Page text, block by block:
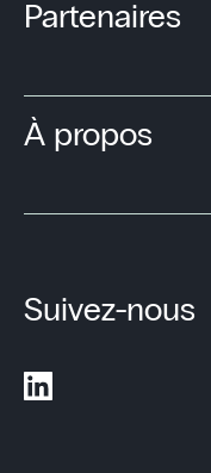
Partenaires
À propos
Suivez-nous